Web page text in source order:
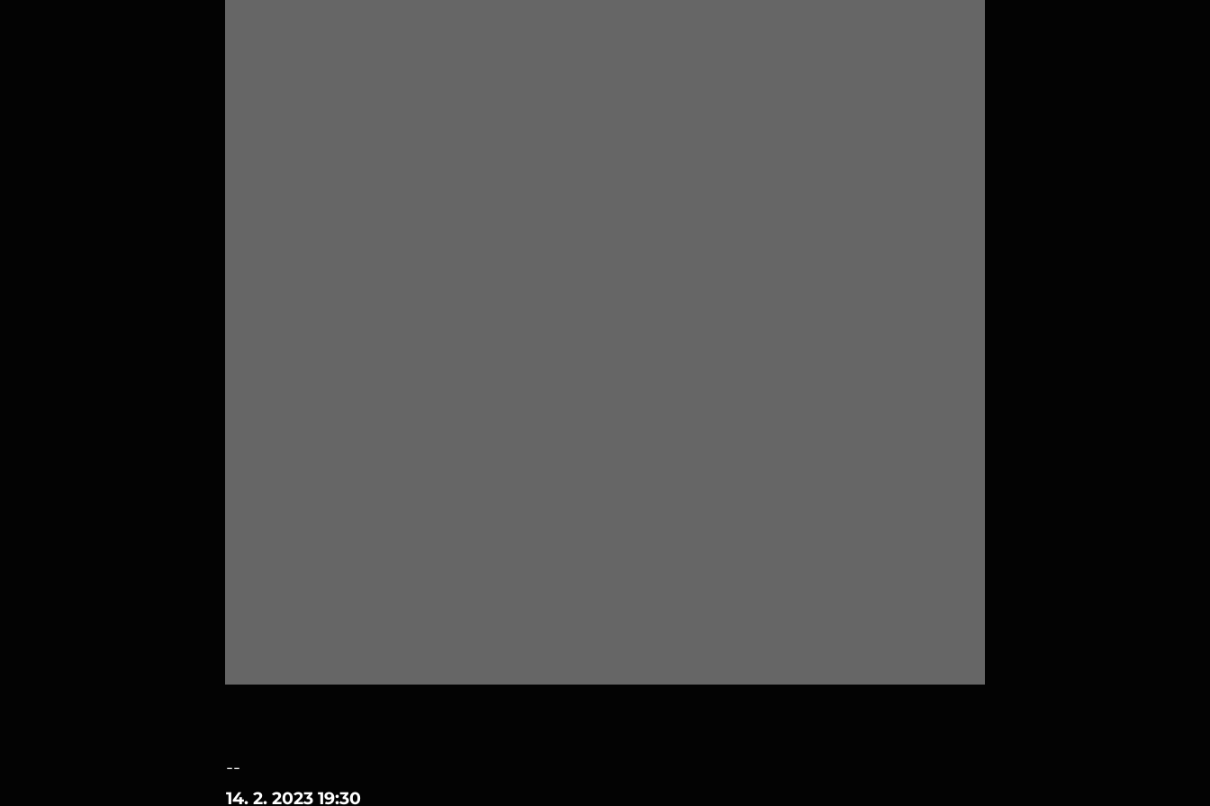
--
14. 2. 2023 19:30